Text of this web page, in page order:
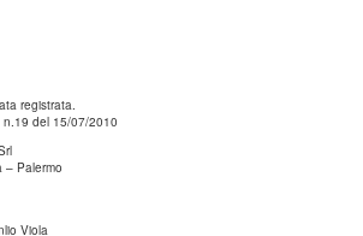
registrata.
del 15/07/2010
– Palermo
Viola